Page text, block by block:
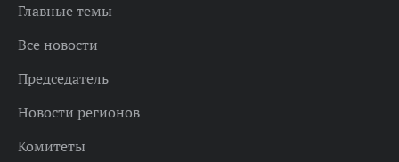
Главные темы
Все новости
Председатель
Новости регионов
Комитеты